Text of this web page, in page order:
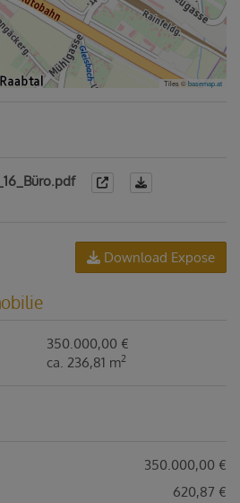
Tiles ©basemap.at
Download Expose
350.000,00 €
ca. 236,81 m2
350.000,00 €
620,87 €